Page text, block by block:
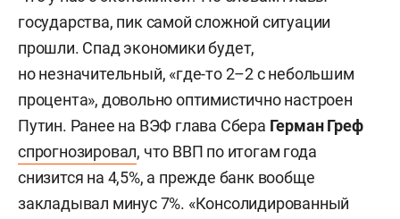
государства, пик самой сложной ситуации
прошли. Спад экономики будет,
но незначительный, «где-то 2–2 с небольшим
процента», довольно оптимистично настроен
Путин. Ранее на ВЭФ глава Сбера Герман Греф
спрогнозировал, что ВВП по итогам года
снизится на 4,5%, а прежде банк вообще
закладывал минус 7%. «Консолидированный